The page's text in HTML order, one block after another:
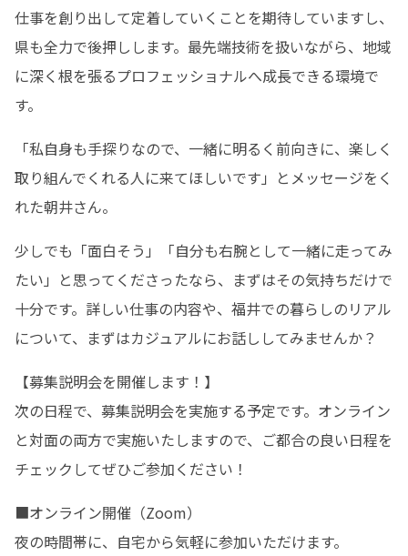
仕事を創り出して定着していくことを期待していますし、
県も全力で後押しします。最先端技術を扱いながら、地域
に深く根を張るプロフェッショナルへ成長できる環境で
す。
「私自身も手探りなので、一緒に明るく前向きに、楽しく
取り組んでくれる人に来てほしいです」とメッセージをく
れた朝井さん。
少しでも「面白そう」「自分も右腕として一緒に走ってみ
たい」と思ってくださったなら、まずはその気持ちだけで
十分です。詳しい仕事の内容や、福井での暮らしのリアル
について、まずはカジュアルにお話ししてみませんか？
【募集説明会を開催します！】
次の日程で、募集説明会を実施する予定です。オンライン
と対面の両方で実施いたしますので、ご都合の良い日程を
チェックしてぜひご参加ください！
■オンライン開催（Zoom）
夜の時間帯に、自宅から気軽に参加いただけます。